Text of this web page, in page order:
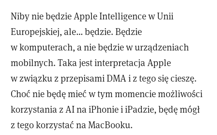
Niby nie będzie Apple Intelligence w Unii
Europejskiej, ale… będzie. Będzie
w komputerach, a nie będzie w urządzeniach
mobilnych. Taka jest interpretacja Apple
w związku z przepisami DMA i z tego się cieszę.
Choć nie będę mieć w tym momencie możliwości
korzystania z AI na iPhonie i iPadzie, będę mógł
z tego korzystać na MacBooku.